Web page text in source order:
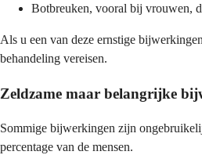
Botbreuken, vooral bij vrouwen,
Als u een van deze ernstige
behandeling vereisen.
Zeldzame maar belangrijke
Sommige bijwerkingen zijn
percentage van de mensen.